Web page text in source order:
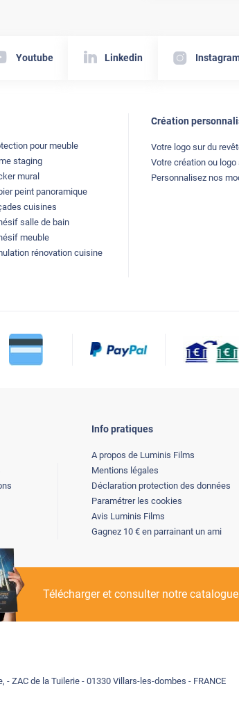
Youtube Linkedin
pour meuble
staging
mural
peint panoramique
cuisines
salle de bain
meuble
rénovation cuisine
Création
Votre logo sur du
Votre création ou logo
Personnalisez nos
Info pratiques
A propos de Luminis Films
Mentions légales
Déclaration protection des données
Paramétrer les cookies
Avis Luminis Films
Gagnez 10 € en parrainant un ami
Télécharger et consulter notre
- ZAC de la Tuilerie - 01330 Villars-les-dombes - FRANCE